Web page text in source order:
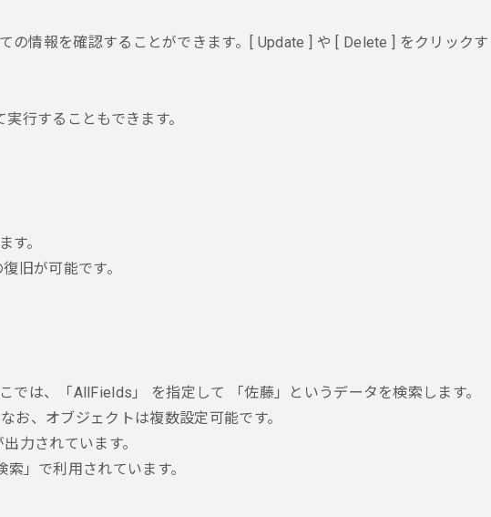
情報を確認することができます。
[ Update ] や [ Delete ] をクリックす
行することもできます。
す。
旧が可能です。
では、「AllFields」 を指定して 「佐藤」というデータを検索します。
なお、オブジェクトは複数設定可能です。
力されています。
」で利用されています。